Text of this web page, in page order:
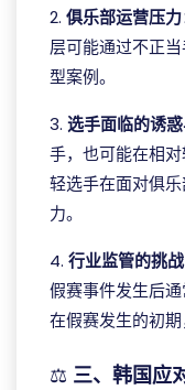
2. 俱乐部运营压力
层可能通过不正
型案例。
3. 选手面临的诱
手，也可能在相
轻选手在面对俱
力。
4. 行业监管的挑战
假赛事件发生后
在假赛发生的初期
⚖️ 三、韩国应